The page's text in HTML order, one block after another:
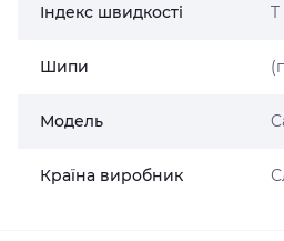
Індекс швидкості T
Шипи
Модель
Країна виробник